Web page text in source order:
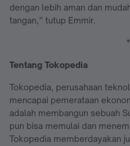
dengan lebih aman dan
tangan,” tutup Emmir.
Tentang Tokopedia
Tokopedia, perusahaan
mencapai pemerataan
adalah membangun sebuah
pun bisa memulai dan
Tokopedia memberdayakan